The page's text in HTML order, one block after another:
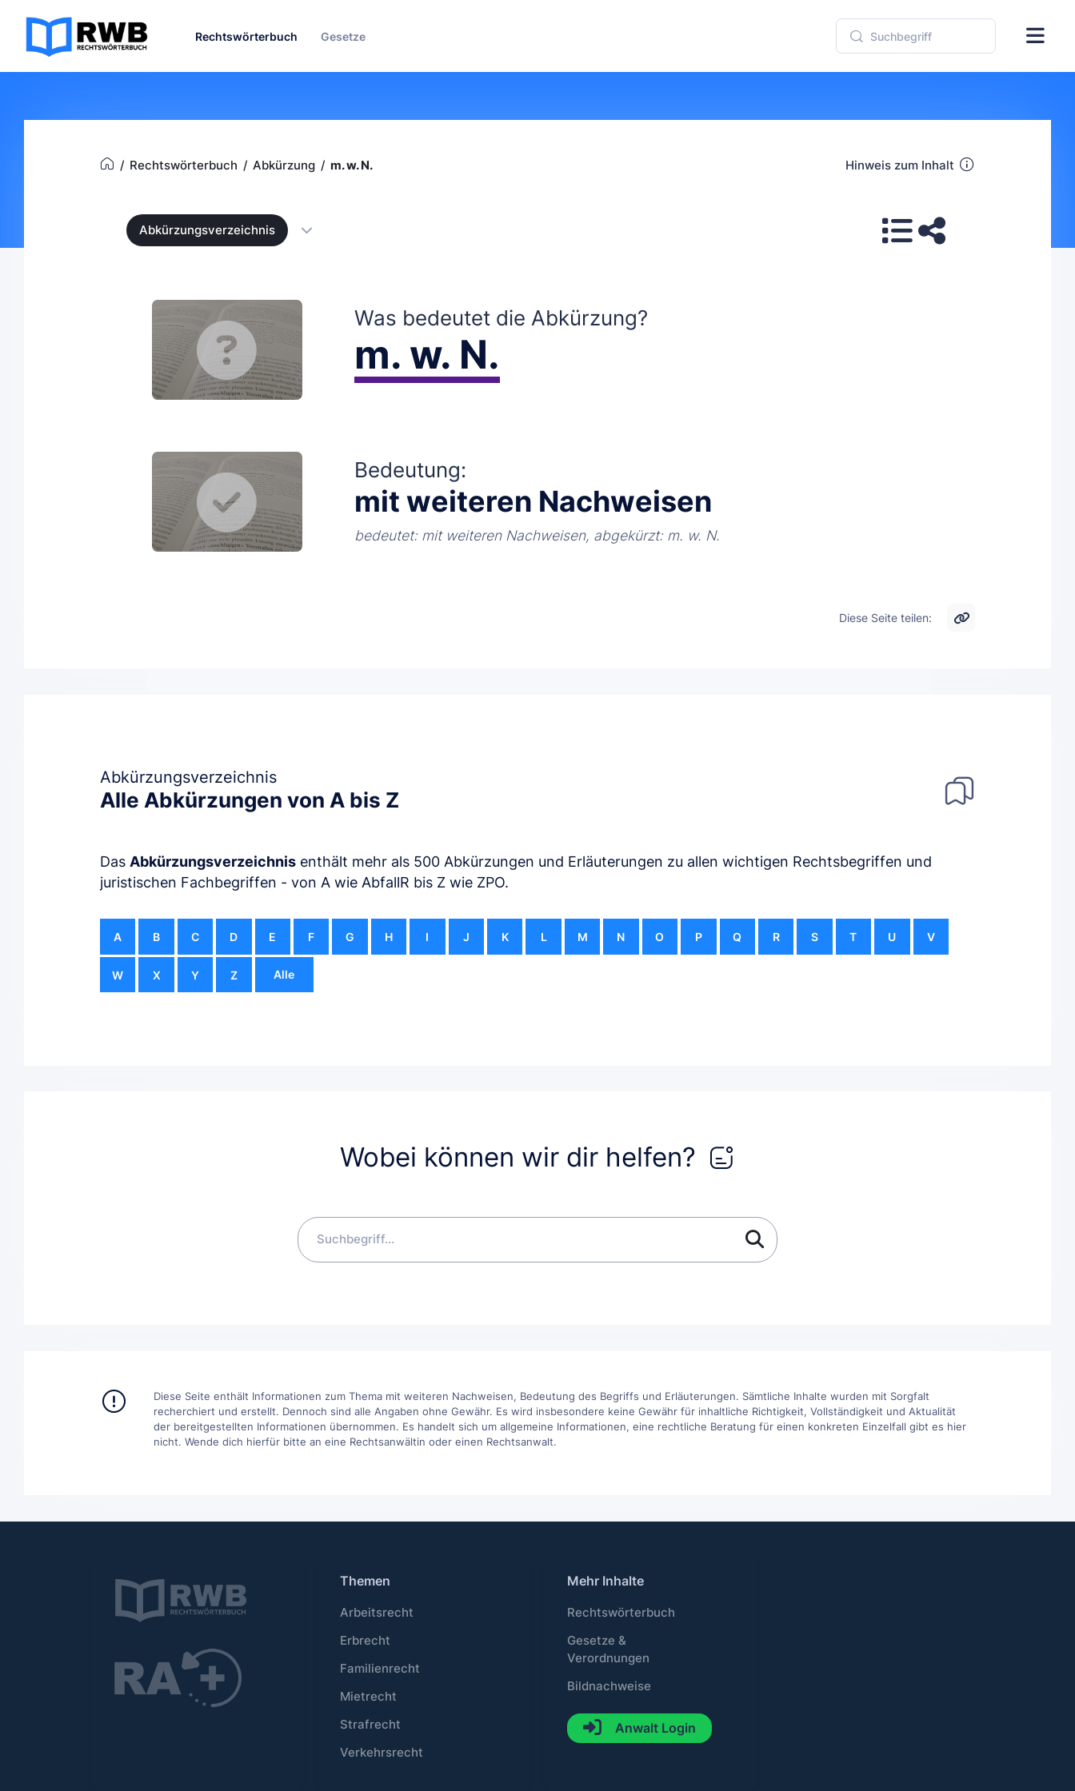
Rechtswörterbuch Gesetze
Rechtswörterbuch Abkürzung m. w. N. Hinweis zum Inhalt
Abkürzungsverzeichnis
Was bedeutet die Abkürzung?
m. w. N.
Bedeutung:
mit weiteren Nachweisen
bedeutet: mit weiteren Nachweisen, abgekürzt: m. w. N.
Diese Seite teilen:
Abkürzungsverzeichnis
Alle Abkürzungen von A bis Z
Das Abkürzungsverzeichnis enthält mehr als 500 Abkürzungen und Erläuterungen zu allen wichtigen Rechtsbegriffen und
juristischen Fachbegriffen - von A wie AbfallR bis Z wie ZPO.
A B C D E F G H I J K L M N O P Q R S T U V
W X Y Z Alle
Wobei können wir dir helfen?
Diese Seite enthält Informationen zum Thema mit weiteren Nachweisen, Bedeutung des Begriffs und Erläuterungen. Sämtliche Inhalte wurden mit Sorgfalt
recherchiert und erstellt. Dennoch sind alle Angaben ohne Gewähr. Es wird insbesondere keine Gewähr für inhaltliche Richtigkeit, Vollständigkeit und Aktualität
der bereitgestellten Informationen übernommen. Es handelt sich um allgemeine Informationen, eine rechtliche Beratung für einen konkreten Einzelfall gibt es hier
nicht. Wende dich hierfür bitte an eine Rechtsanwältin oder einen Rechtsanwalt.
Themen
Arbeitsrecht
Erbrecht
Familienrecht
Mietrecht
Strafrecht
Verkehrsrecht
Mehr Inhalte
Rechtswörterbuch
Gesetze &
Verordnungen
Bildnachweise
Anwalt Login